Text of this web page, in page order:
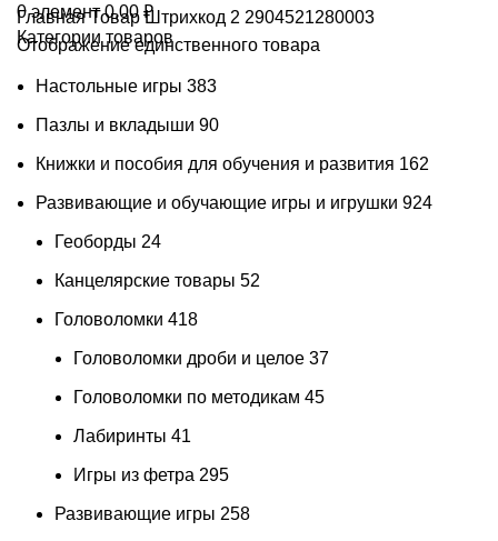
0элемент 0,00 ₽
ГлавнаяТовар Штрихкод 2 2904521280003
Отображение единственного товара
Категории товаров
Настольные игры 383
Пазлы и вкладыши 90
Книжки и пособия для обучения и развития 162
Развивающие и обучающие игры и игрушки 924
Геоборды 24
Канцелярские товары 52
Головоломки 418
Головоломки дроби и целое 37
Головоломки по методикам 45
Лабиринты 41
Игры из фетра 295
Развивающие игры 258